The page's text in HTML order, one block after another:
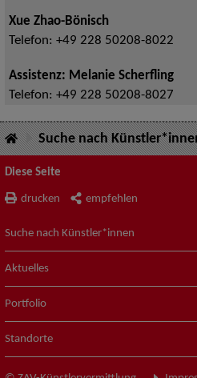
Xue Zhao-Bönisch
Telefon: +49 228 50208-8022
Assistenz: Melanie Scherfling
Telefon: +49 228 50208-8027
Suche nach
Diese Seite
drucken empfehlen
Suche nach Künstler*innen
Aktuelles
Portfolio
Standorte